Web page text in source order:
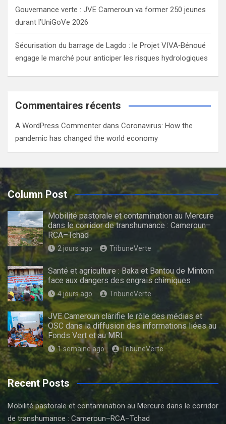
Gouvernance verte : JVE Cameroun va former 250 jeunes
durant l’UniGoVe 2026
Sécurisation du barrage de Lagdo : le Projet VIVA‑Bénoué
engage le marché pour anticiper les risques hydrologiques
Commentaires récents
A WordPress Commenter dans Coronavirus: How the
pandemic has changed the world economy
Column Post
Mobilité pastorale et contamination au Mercure
dans le corridor de transhumance : Cameroun–
RCA–Tchad
2 jours ago TribuneVerte
Santé et agriculture : Baka et Bantou de Mintom
face aux dangers des engrais chimiques
4 jours ago TribuneVerte
JVE Cameroun clarifie le rôle des médias et
OSC dans la diffusion des informations liées au
Fonds Vert et au MRI
1 semaine ago TribuneVerte
Recent Posts
Mobilité pastorale et contamination au Mercure dans le corridor
de transhumance : Cameroun–RCA–Tchad